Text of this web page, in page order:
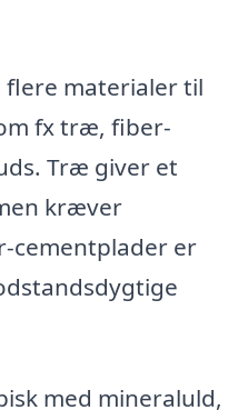
flere materialer til
fx træ, fiber-
Træ giver et
kræver
cementplader er
med mineraluld,